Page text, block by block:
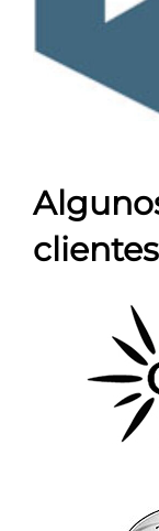
clientes